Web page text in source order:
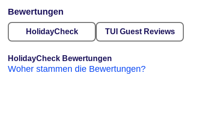
Bewertungen
HolidayCheck TUI Guest Reviews
HolidayCheck Bewertungen
Woher stammen die Bewertungen?